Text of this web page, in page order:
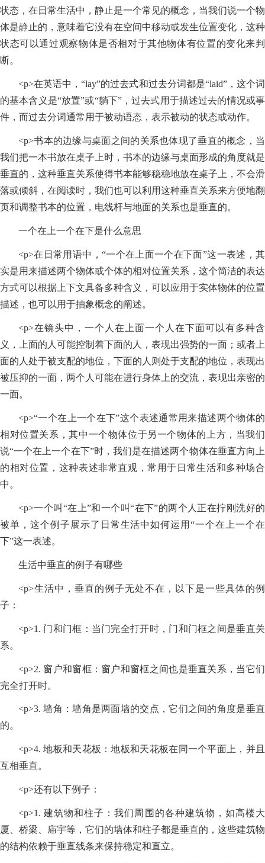
状态，在日常生活中，静止是一个常见的概念，当我们说一个物
体是静止的，意味着它没有在空间中移动或发生位置变化，这种
状态可以通过观察物体是否相对于其他物体有位置的变化来判
断。
<p>在英语中，“lay”的过去式和过去分词都是“laid”，这个词
的基本含义是“放置”或“躺下”，过去式用于描述过去的情况或事
件，而过去分词通常用于被动语态，表示被动的状态或动作。
<p>书本的边缘与桌面之间的关系也体现了垂直的概念，当
我们把一本书放在桌子上时，书本的边缘与桌面形成的角度就是
垂直的，这种垂直关系使得书本能够稳稳地放在桌子上，不会滑
落或倾斜，在阅读时，我们也可以利用这种垂直关系来方便地翻
页和调整书本的位置，电线杆与地面的关系也是垂直的。
一个在上一个在下是什么意思
<p>在日常用语中，“一个在上面一个在下面”这一表述，其
实是用来描述两个物体或个体的相对位置关系，这个简洁的表达
方式可以根据上下文具备多种含义，可以应用于实体物体的位置
描述，也可以用于抽象概念的阐述。
<p>在镜头中，一个人在上面一个人在下面可以有多种含
义，上面的人可能控制着下面的人，表现出强势的一面；或者上
面的人处于被支配的地位，下面的人则处于支配的地位，表现出
被压抑的一面，两个人可能在进行身体上的交流，表现出亲密的
一面。
<p>“一个在上一个在下”这个表述通常用来描述两个物体的
相对位置关系，其中一个物体位于另一个物体的上方，当我们
说“一个在上一个在下”时，我们是在描述两个物体在垂直方向上
的相对位置，这种表述非常直观，常用于日常生活和多种场合
中。
<p>一个叫“在上”和一个叫“在下”的两个人正在拧刚洗好的
被单，这个例子展示了日常生活中如何运用“一个在上一个在
下”这一表述。
生活中垂直的例子有哪些
<p>生活中，垂直的例子无处不在，以下是一些具体的例
子：
<p>1. 门和门框：当门完全打开时，门和门框之间是垂直关
系。
<p>2. 窗户和窗框：窗户和窗框之间也是垂直关系，当它们
完全打开时。
<p>3. 墙角：墙角是两面墙的交点，它们之间的角度是垂直
的。
<p>4. 地板和天花板：地板和天花板在同一个平面上，并且
互相垂直。
<p>还有以下例子：
<p>1. 建筑物和柱子：我们周围的各种建筑物，如高楼大
厦、桥梁、庙宇等，它们的墙体和柱子都是垂直的，这些建筑物
的结构依赖于垂直线条来保持稳定和直立。